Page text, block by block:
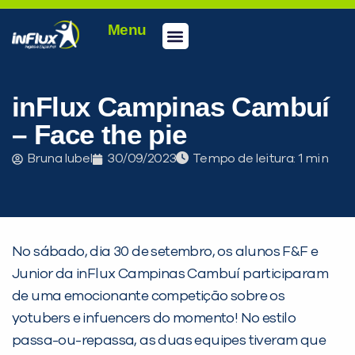
Menu
inFlux Campinas Cambuí
– Face the pie
Bruna Iubel 30/09/2023 Tempo de leitura:
No sábado, dia 30 de setembro, os alunos F&F e
Junior da inFlux Campinas Cambuí participaram
de uma emocionante competição sobre os
yotubers e infuencers do momento! No estilo
passa-ou-repassa, as duas equipes tiveram que